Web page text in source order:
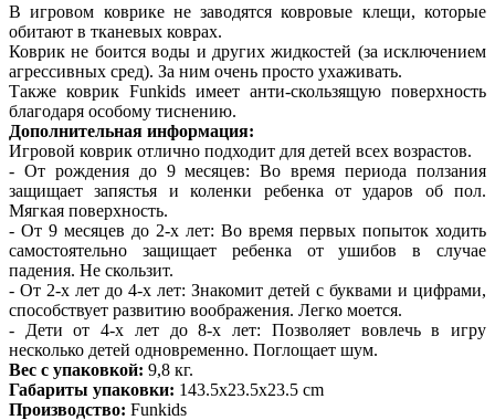
В игровом коврике не заводятся ковровые клещи, которые
обитают в тканевых коврах.
Коврик не боится воды и других жидкостей (за исключением
агрессивных сред). За ним очень просто ухаживать.
Также коврик Funkids имеет анти-скользящую поверхность
благодаря особому тиснению.
Дополнительная информация:
Игровой коврик отлично подходит для детей всех возрастов.
- От рождения до 9 месяцев: Во время периода ползания
защищает запястья и коленки ребенка от ударов об пол.
Мягкая поверхность.
- От 9 месяцев до 2-х лет: Во время первых попыток ходить
самостоятельно защищает ребенка от ушибов в случае
падения. Не скользит.
- От 2-х лет до 4-х лет: Знакомит детей с буквами и цифрами,
способствует развитию воображения. Легко моется.
- Дети от 4-х лет до 8-х лет: Позволяет вовлечь в игру
несколько детей одновременно. Поглощает шум.
Вес с упаковкой: 9,8 кг.
Габариты упаковки: 143.5x23.5x23.5 cm
Производство: Funkids